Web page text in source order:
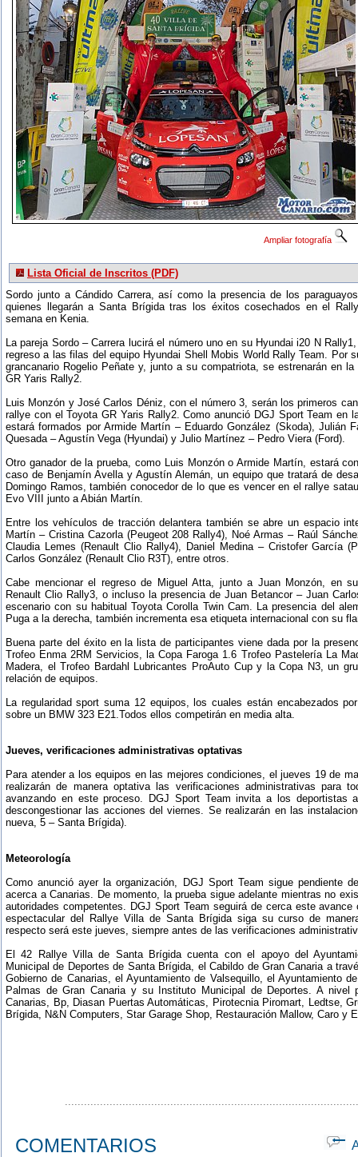
Ampliar fotografía
Lista Oficial de Inscritos (PDF)
Sordo junto a Cándido Carrera, así como la presencia de los
quienes llegarán a Santa Brígida tras los éxitos cosechados en el
semana en Kenia.
La pareja Sordo – Carrera lucirá el número uno en su Hyundai i20 N
regreso a las filas del equipo Hyundai Shell Mobis World Rally Team. Por
grancanario Rogelio Peñate y, junto a su compatriota, se estrenarán en
GR Yaris Rally2.
Luis Monzón y José Carlos Déniz, con el número 3, serán los primeros
rallye con el Toyota GR Yaris Rally2. Como anunció DGJ Sport Team en
estará formados por Armide Martín – Eduardo González (Skoda), Julián
Quesada – Agustín Vega (Hyundai) y Julio Martínez – Pedro Viera (Ford).
Otro ganador de la prueba, como Luis Monzón o Armide Martín, estará
caso de Benjamín Avella y Agustín Alemán, un equipo que tratará de
Domingo Ramos, también conocedor de lo que es vencer en el rallye
Evo VIII junto a Abián Martín.
Entre los vehículos de tracción delantera también se abre un espacio
Martín – Cristina Cazorla (Peugeot 208 Rally4), Noé Armas – Raúl
Claudia Lemes (Renault Clio Rally4), Daniel Medina – Cristofer García
Carlos González (Renault Clio R3T), entre otros.
Cabe mencionar el regreso de Miguel Atta, junto a Juan Monzón, en
Renault Clio Rally3, o incluso la presencia de Juan Betancor – Juan
escenario con su habitual Toyota Corolla Twin Cam. La presencia del
Puga a la derecha, también incrementa esa etiqueta internacional con su
Buena parte del éxito en la lista de participantes viene dada por la
Trofeo Enma 2RM Servicios, la Copa Faroga 1.6 Trofeo Pastelería La
Madera, el Trofeo Bardahl Lubricantes ProAuto Cup y la Copa N3, un
relación de equipos.
La regularidad sport suma 12 equipos, los cuales están encabezados
sobre un BMW 323 E21.Todos ellos competirán en media alta.
Jueves, verificaciones administrativas optativas
Para atender a los equipos en las mejores condiciones, el jueves 19 de
realizarán de manera optativa las verificaciones administrativas para
avanzando en este proceso. DGJ Sport Team invita a los deportistas
descongestionar las acciones del viernes. Se realizarán en las
nueva, 5 – Santa Brígida).
Meteorología
Como anunció ayer la organización, DGJ Sport Team sigue pendiente
acerca a Canarias. De momento, la prueba sigue adelante mientras no
autoridades competentes. DGJ Sport Team seguirá de cerca este
espectacular del Rallye Villa de Santa Brígida siga su curso de
respecto será este jueves, siempre antes de las verificaciones
El 42 Rallye Villa de Santa Brígida cuenta con el apoyo del
Municipal de Deportes de Santa Brígida, el Cabildo de Gran Canaria a
Gobierno de Canarias, el Ayuntamiento de Valsequillo, el Ayuntamiento
Palmas de Gran Canaria y su Instituto Municipal de Deportes. A nivel
Canarias, Bp, Diasan Puertas Automáticas, Pirotecnia Piromart, Ledtse,
Brígida, N&N Computers, Star Garage Shop, Restauración Mallow, Caro y
COMENTARIOS